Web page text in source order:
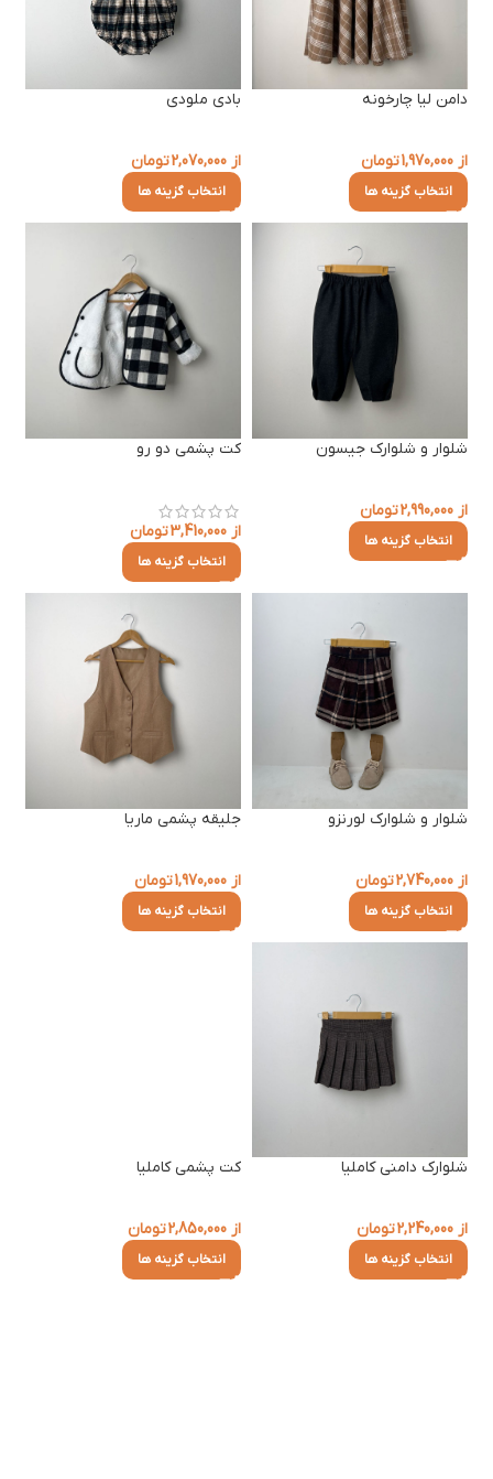
دامن لیا چارخونه
از1,970,000تومان
انتخاب گزینه ها
بادی ملودی
از 2,070,000تومان
انتخاب گزینه ها
شلوار و شلوارک جیسون
از2,990,000تومان
انتخاب گزینه ها
کت پشمی دو رو
از 3,410,000تومان
انتخاب گزینه ها
شلوار و شلوارک لورنزو
از2,740,000تومان
انتخاب گزینه ها
جلیقه پشمی ماریا
از 1,970,000تومان
انتخاب گزینه ها
شلوارک دامنی کاملیا
از2,240,000تومان
انتخاب گزینه ها
کت پشمی کاملیا
از 2,850,000تومان
انتخاب گزینه ها